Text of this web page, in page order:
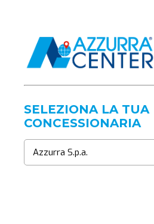
SELEZIONA LA TUA
CONCESSIONARIA